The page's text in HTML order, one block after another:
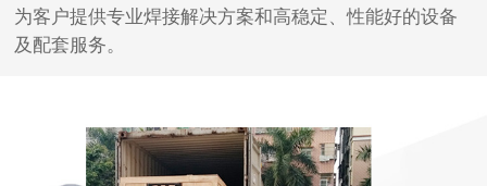
为客户提供专业焊接解决方案和高稳定、性能好的设备
及配套服务。